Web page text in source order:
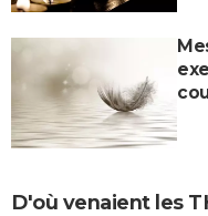
D'où venaient les